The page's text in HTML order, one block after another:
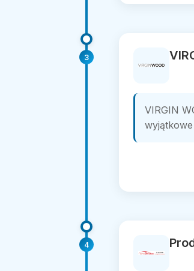
3
VIRGIN
wyjątkowe
4